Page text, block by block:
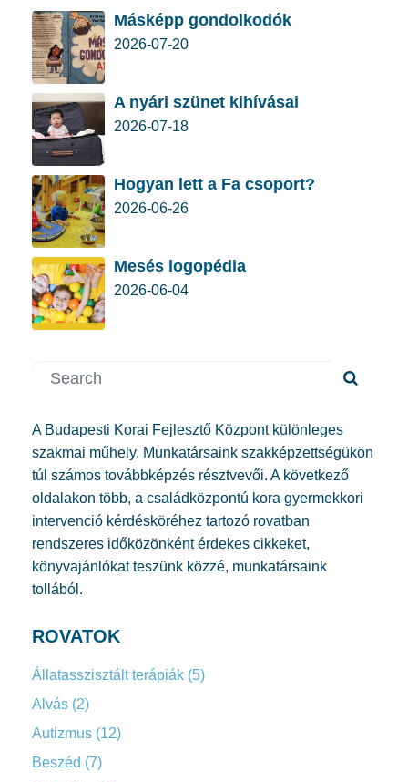
Másképp gondolkodók
2026-07-20
A nyári szünet kihívásai
2026-07-18
Hogyan lett a Fa csoport?
2026-06-26
Mesés logopédia
2026-06-04
A Budapesti Korai Fejlesztő Központ különleges
szakmai műhely. Munkatársaink szakképzettségükön
túl számos továbbképzés résztvevői. A következő
oldalakon több, a családközpontú kora gyermekkori
intervenció kérdésköréhez tartozó rovatban
rendszeres időközönként érdekes cikkeket,
könyvajánlókat teszünk közzé, munkatársaink
tollából.
ROVATOK
Állatasszisztált terápiák (5)
Alvás (2)
Autizmus (12)
Beszéd (7)